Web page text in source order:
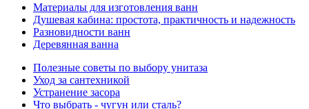
Материалы для изготовления ванн
Душевая кабина: простота, практичность и надежность
Разновидности ванн
Деревянная ванна
Полезные советы по выбору унитаза
Уход за сантехникой
Устранение засора
Что выбрать - чугун или сталь?